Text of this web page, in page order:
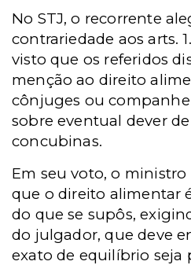
No STJ, o recorrente
contrariedade aos arts.
visto que os referidos
menção ao direito
cônjuges ou
sobre eventual dever
concubinas.
Em seu voto, o
que o direito alimentar
do que se supôs,
do julgador, que deve
exato de equilíbrio seja